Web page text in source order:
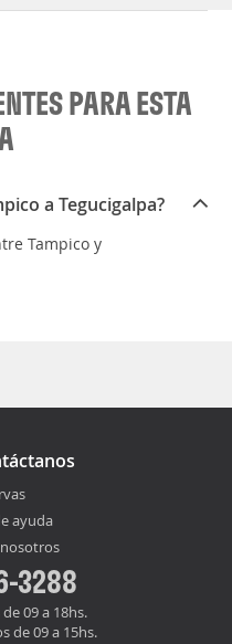
PARA ESTA
a Tegucigalpa?
Tampico y
ayuda
3288
09 a 18hs.
de 09 a 15hs.